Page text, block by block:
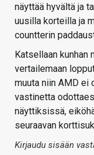
näyttää hyvältä ja
uusilla korteilla ja
countterin
Katsellaan kunhan
vertailemaan
muuta niin AMD ei
vastinetta
näyttiksissä,
seuraavan
Kirjaudu sisään